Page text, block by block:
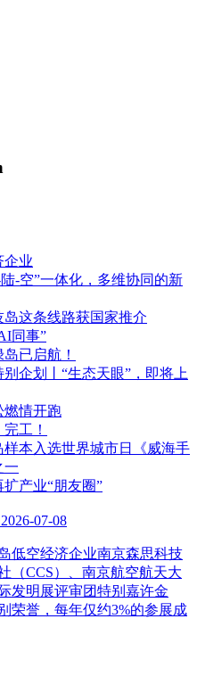
企业
-空”一体化，多维协同的新
这条线路获国家推介
同事”
已启航！
企划丨“生态天眼”，即将上
燃情开跑
工！
本入选世界城市日《威海手
一
产业“朋友圈”
2026-07-08
低空经济企业南京森思科技
（CCS）、南京航空航天大
发明展评审团特别嘉许金
荣誉，每年仅约3%的参展成